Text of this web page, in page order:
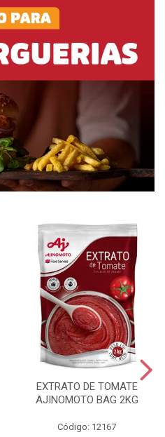
EXTRATO DE TOMATE
AJINOMOTO BAG 2KG
Código: 12167